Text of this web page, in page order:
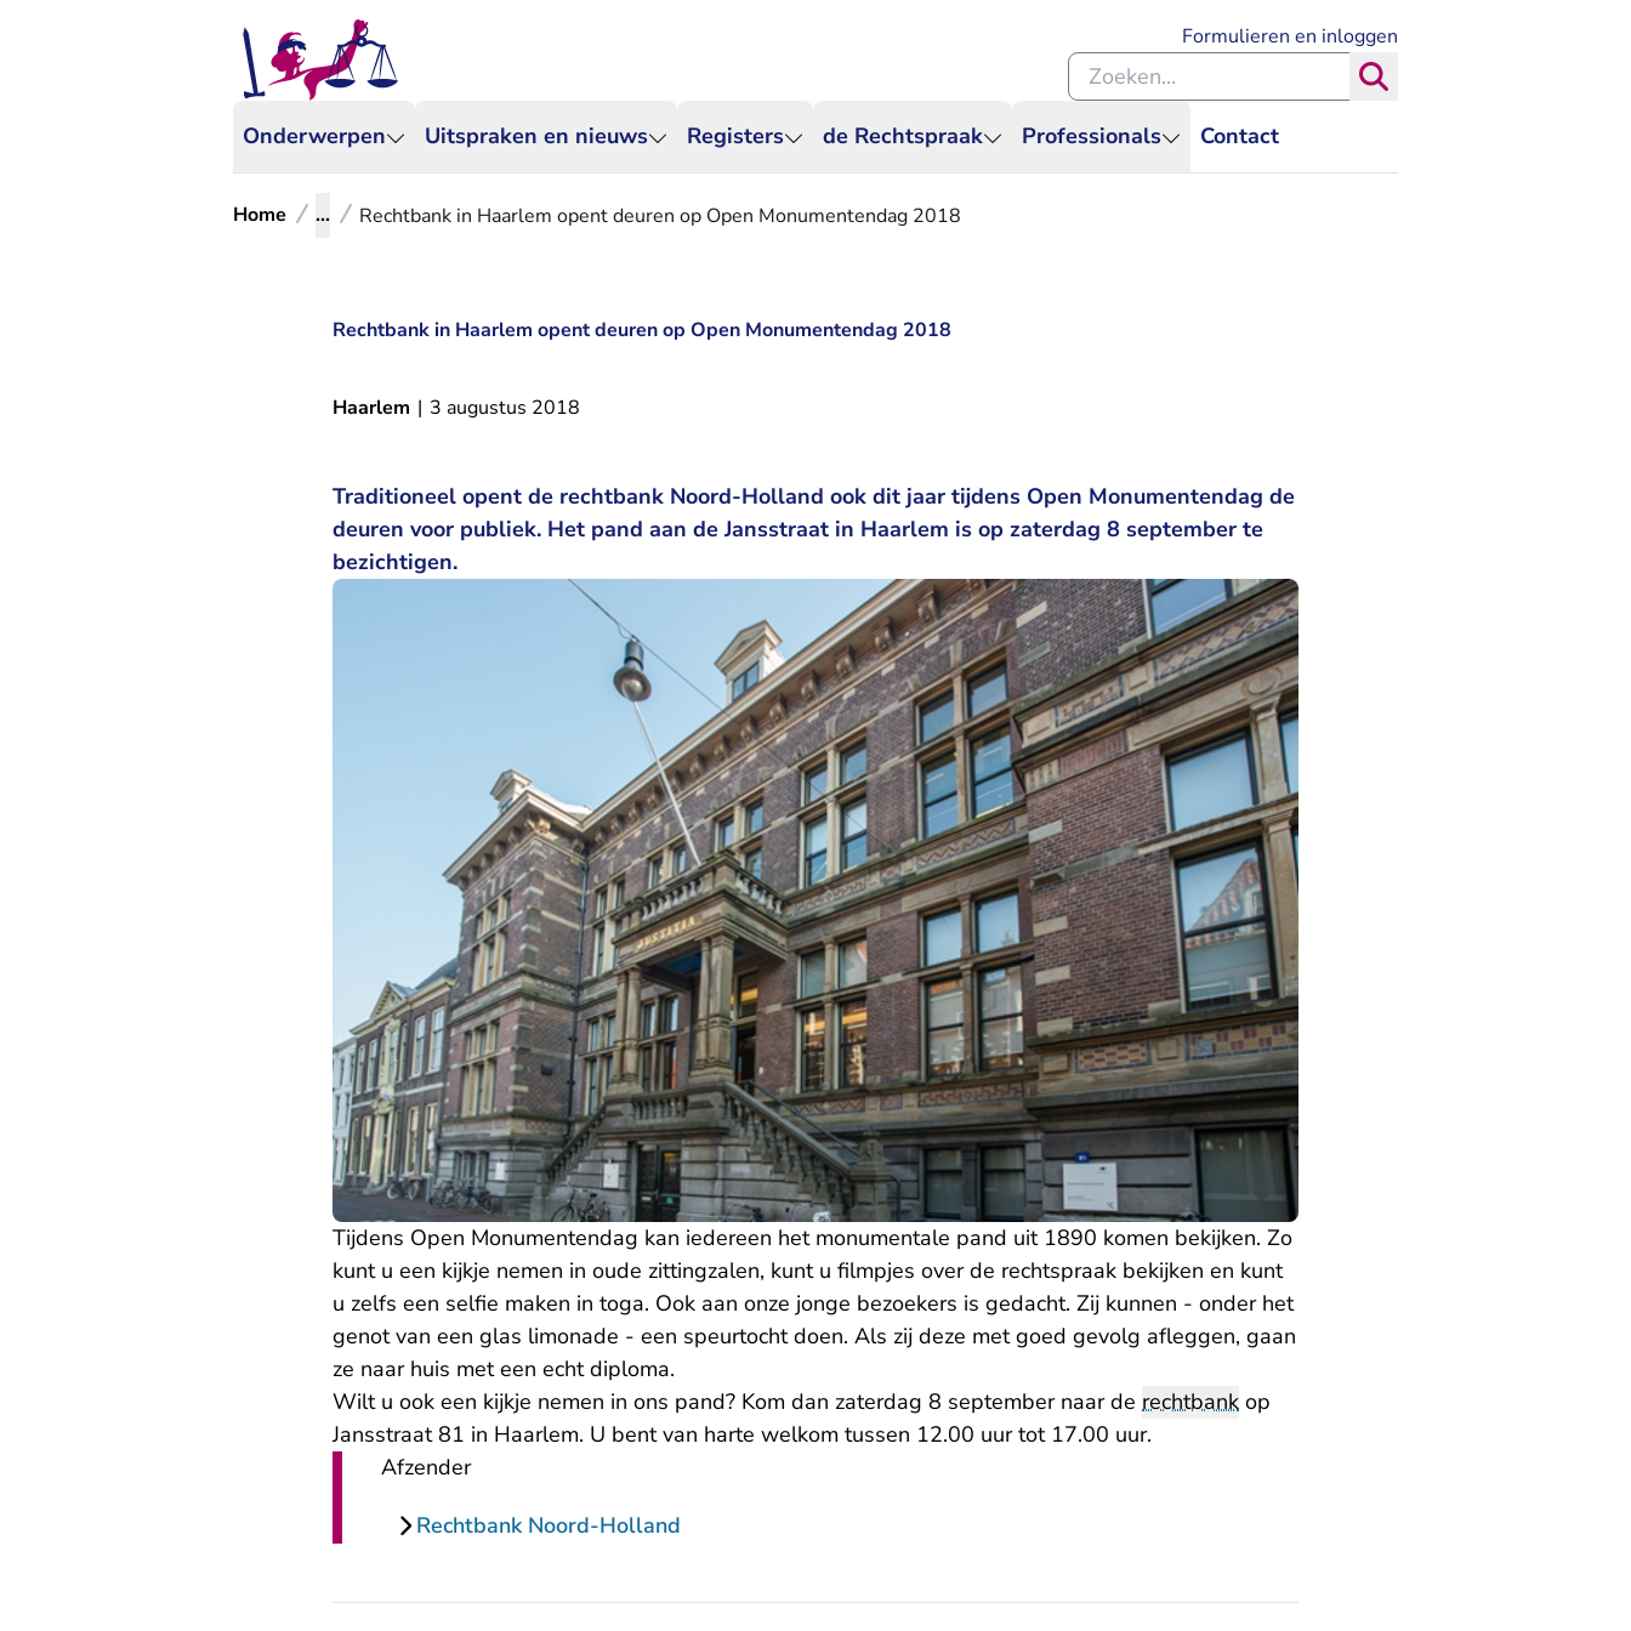
Onderwerpen Uitspraken en nieuws Registers de Rechtspraak Professionals Contact
Formulieren en inloggen
Zoeken binnen de Rechtspraak
Home ... Rechtbank in Haarlem opent deuren op Open Monumentendag 2018
Rechtbank in Haarlem opent deuren op Open Monumentendag 2018
Haarlem | 3 augustus 2018
Traditioneel opent de rechtbank Noord-Holland ook dit jaar tijdens Open Monumentendag de
deuren voor publiek. Het pand aan de Jansstraat in Haarlem is op zaterdag 8 september te
bezichtigen.
Tijdens Open Monumentendag kan iedereen het monumentale pand uit 1890 komen bekijken. Zo
kunt u een kijkje nemen in oude zittingzalen, kunt u filmpjes over de rechtspraak bekijken en kunt
u zelfs een selfie maken in toga. Ook aan onze jonge bezoekers is gedacht. Zij kunnen - onder het
genot van een glas limonade - een speurtocht doen. Als zij deze met goed gevolg afleggen, gaan
ze naar huis met een echt diploma.
Wilt u ook een kijkje nemen in ons pand? Kom dan zaterdag 8 september naar de rechtbank op
Jansstraat 81 in Haarlem. U bent van harte welkom tussen 12.00 uur tot 17.00 uur.
Afzender
Rechtbank Noord-Holland